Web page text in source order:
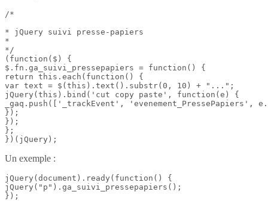
/*
* jQuery suivi presse-papiers
*
*/
(function($) {
$.fn.ga_suivi_pressepapiers = function() {
return this.each(function() {
var text = $(this).text().substr(0, 10) + "...";
jQuery(this).bind('cut copy paste', function(e) {
_gaq.push(['_trackEvent', 'evenement_PressePapiers',
});
});
};
})(jQuery);
Un exemple :
jQuery(document).ready(function() {
jQuery("p").ga_suivi_pressepapiers();
});